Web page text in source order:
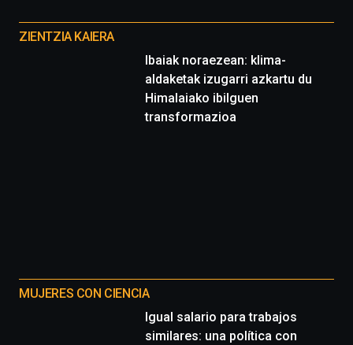
proyectos
ZIENTZIA KAIERA
Ibaiak noraezean: klima-
aldaketak izugarri azkartu du
Himalaiako ibilguen
transformazioa
MUJERES CON CIENCIA
Igual salario para trabajos
similares: una política con